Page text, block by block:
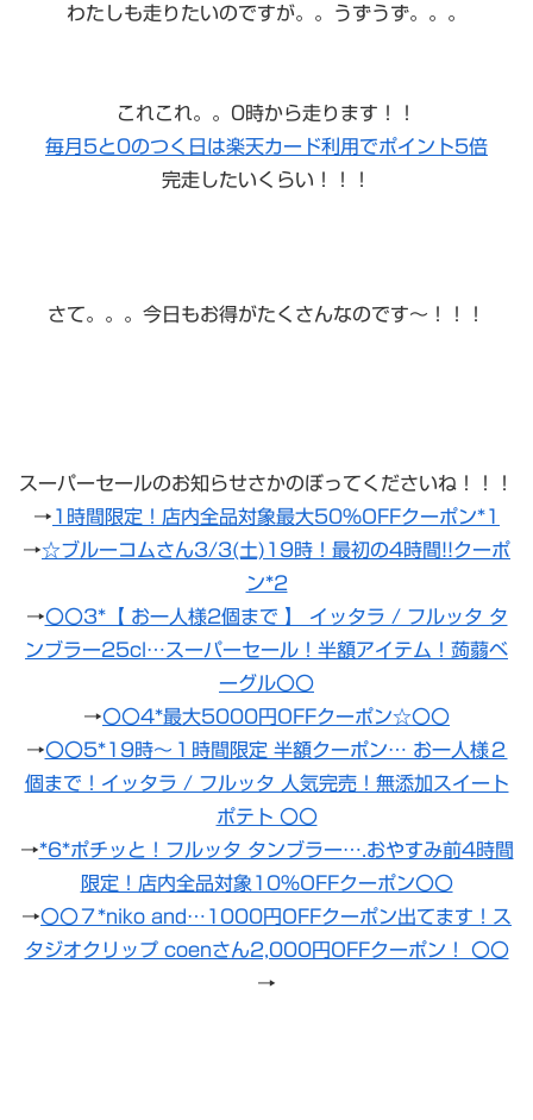
わたしも走りたいのですが。。うずうず。。。
これこれ。。0時から走ります！！
毎月5と0のつく日は楽天カード利用でポイント5倍
完走したいくらい！！！
さて。。。今日もお得がたくさんなのです〜！！！
スーパーセールのお知らせさかのぼってくださいね！！！
→ 1時間限定！店内全品対象最大50％OFFクーポン*1
→☆ブルーコムさん3/3(土)19時！最初の4時間!!クーポ
ン*2
→〇〇3*【 お一人様2個まで 】 イッタラ / フルッタ タ
ンブラー25cl…スーパーセール！半額アイテム！蒟蒻ベ
ーグル〇〇
→〇〇4*最大5000円OFFクーポン☆〇〇
→〇〇5*19時〜１時間限定 半額クーポン… お一人様２
個まで！イッタラ / フルッタ 人気完売！無添加スイート
ポテト 〇〇
→*6*ポチッと！フルッタ タンブラー….おやすみ前4時間
限定！店内全品対象10％OFFクーポン〇〇
→〇〇７*niko and…1000円OFFクーポン出てます！ス
タジオクリップ coenさん2,000円OFFクーポン！ 〇〇
→